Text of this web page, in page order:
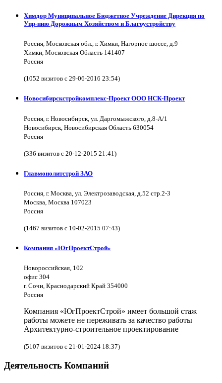
Химдор Муниципальное Бюджетное Учреждение Дирекция по
Упр-нию Дорожным Хозяйством и Благоустройству
Россия, Московская обл., г. Химки, Нагорное шоссе, д.9
Химки, Московская Область 141407
Россия
(1052 визитов с 29-06-2016 23:54)
Новосибирскстройкомплекс-Проект ООО НСК-Проект
Россия, г. Новосибирск, ул. Даргомыжского, д.8-А/1
Новосибирск, Новосибирская Область 630054
Россия
(336 визитов с 20-12-2015 21:41)
Главмонолитстрой ЗАО
Россия, г. Москва, ул. Электрозаводская, д.52 стр.2-3
Москва, Москва 107023
Россия
(1467 визитов с 10-02-2015 07:43)
Компания «ЮгПроектСтрой»
Новороссийская, 102
офис 304
г. Сочи, Краснодарский Край 354000
Россия
Компания «ЮгПроектСтрой» имеет большой стаж
работы можете не переживать за качество работы
Архитектурно-строительное проектирование
(5107 визитов с 21-01-2024 18:37)
Деятельность Компаний